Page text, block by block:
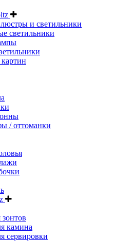
и светильники
светильники
/ оттоманки
камина
сервировки